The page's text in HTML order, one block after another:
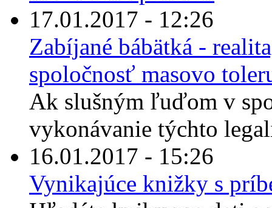
17.01.2017 - 12:26
Zabíjané bábätká -
spoločnosť masovo
Ak slušným ľuďom v
vykonávanie týchto
16.01.2017 - 15:26
Vynikajúce knižky s